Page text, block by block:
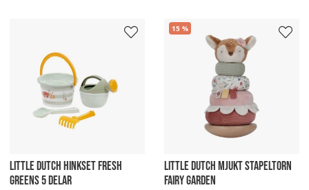
LITTLE DUTCH HINKSET FRESH
GREENS 5 DELAR
15
LITTLE DUTCH MJUKT STAPELTORN
FAIRY GARDEN